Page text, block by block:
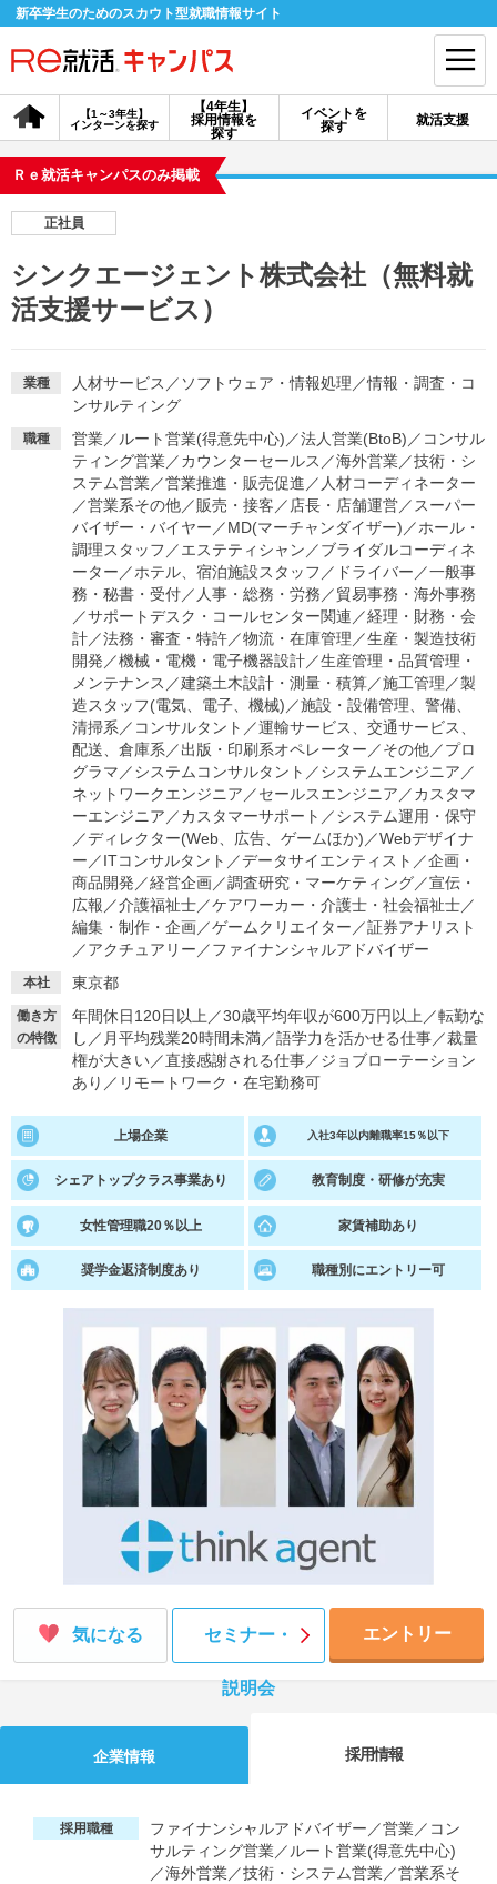
新卒学生のためのスカウト型就職情報サイト
【4年生】
採用情報を
探す
【1～3年生】
インターンを探す
イベントを
探す
就活支援
会員登録 ログイン
探す
【4年生】
イベントを探す
就活ノウハウ・サポート
就活支援
就活ノウハウが満載！
就活コラム
お役立ち記事・相談室など
適職診断
あなたに合う仕事を診断！
就活チャンネル
動画で対策講座をチェック
就活ニュースペーパー
就活時事ニュースを更新
よくある質問
不明点があればこちら
Ｒｅ就活キャンパスのみ掲載
正社員
シンクエージェント株式会社（無料就
活支援サービス）
業種 人材サービス ／ ソフトウェア・情報処理 ／情報・調査・コ
ンサルティング
職種 営業／ ルート営業(得意先中心) ／法人営業(BtoB) ／ コンサル
ティング営業／カウンターセールス ／海外営業／技術・シ
ステム営業／営業推進・販売促進 ／ 人材コーディネーター
／営業系その他／販売・接客 ／ 店長・店舗運営／ スーパー
バイザー・バイヤー ／MD(マーチャンダイザー) ／ホール・
調理スタッフ ／エステティシャン ／ブライダルコーディネ
ーター ／ホテル、宿泊施設スタッフ ／ ドライバー ／一般事
務・秘書・受付／ 人事・総務・労務 ／貿易事務・海外事務
／サポートデスク・コールセンター関連 ／経理・財務・会
計／法務・審査・特許／物流・在庫管理 ／生産・製造技術
開発 ／機械・電機・電子機器設計／生産管理・品質管理・
メンテナンス ／建築土木設計・測量・積算／施工管理 ／製
造スタッフ(電気、電子、機械) ／施設・設備管理、警備、
清掃系 ／ コンサルタント ／運輸サービス、交通サービス、
配送、倉庫系 ／出版・印刷系オペレーター ／その他／プロ
グラマ ／システムコンサルタント ／システムエンジニア ／
ネットワークエンジニア ／セールスエンジニア ／カスタマ
ーエンジニア ／カスタマーサポート ／システム運用・保守
／ディレクター(Web、広告、ゲームほか) ／Webデザイナ
ー ／ITコンサルタント ／データサイエンティスト ／企画・
商品開発 ／経営企画／調査研究・マーケティング／宣伝・
広報 ／介護福祉士／ケアワーカー・介護士・社会福祉士／
編集・制作・企画／ゲームクリエイター ／証券アナリスト
／アクチュアリー ／ファイナンシャルアドバイザー
本社 東京都
働き方
の特徴
年間休日120日以上 ／30歳平均年収が600万円以上 ／転勤な
し ／ 月平均残業20時間未満／語学力を活かせる仕事／裁量
権が大きい／直接感謝される仕事／ジョブローテーション
あり ／ リモートワーク・在宅勤務可
上場企業 入社3年以内離職率15％以下
シェアトップクラス事業あり 教育制度・研修が充実
女性管理職20％以上 家賃補助あり
奨学金返済制度あり 職種別にエントリー可
気になる セミナー・
説明会
エントリー
企業情報 採用情報
採用職種
ファイナンシャルアドバイザー／営業／コン
サルティング営業／ルート営業(得意先中心)
／海外営業／技術・システム営業／営業系そ